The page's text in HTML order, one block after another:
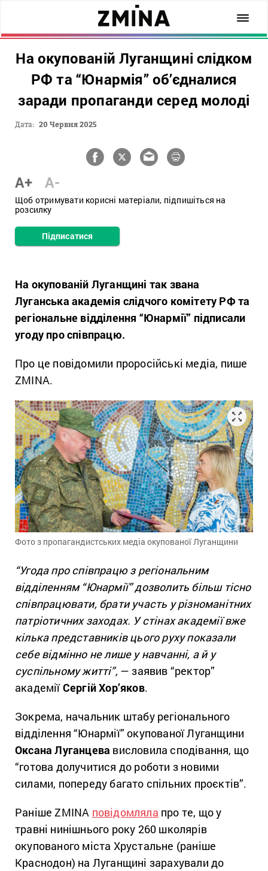
На окупованій Луганщині слідком
РФ та “Юнармія” об’єдналися
заради пропаганди серед молоді
Дата: 20 Червня 2025
A+ A-
Щоб отримувати корисні матеріали, підпишіться на
розсилку
Підписатися
На окупованій Луганщині так звана
Луганська академія слідчого комітету РФ та
регіональне відділення “Юнармії” підписали
угоду про співпрацю.
Про це повідомили проросійські медіа, пише
ZMINA.
Фото з пропагандистських медіа окупованої Луганщини
“Угода про співпрацю з регіональним
відділенням “Юнармії” дозволить більш тісно
співпрацювати, брати участь у різноманітних
патріотичних заходах. У стінах академії вже
кілька представників цього руху показали
себе відмінно не лише у навчанні, а й у
суспільному житті”,— заявив “ректор”
академіїСергій Хор’яков.
Зокрема, начальник штабу регіонального
відділення “Юнармії” окупованої Луганщини
Оксана Луганцева висловила сподівання, що
“готова долучитися до роботи з новими
силами, попереду багато спільних проєктів”.
Раніше ZMINA повідомляла про те, що у
травні нинішнього року 260 школярів
окупованого міста Хрустальне (раніше
Краснодон) на Луганщині зарахували до